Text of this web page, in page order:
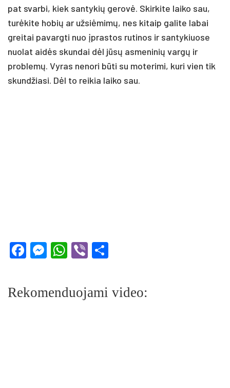
pat svarbi, kiek santykių gerovė. Skirkite laiko sau,
turėkite hobių ar užsiėmimų, nes kitaip galite labai
greitai pavargti nuo įprastos rutinos ir santykiuose
nuolat aidės skundai dėl jūsų asmeninių vargų ir
problemų. Vyras nenori būti su moterimi, kuri vien tik
skundžiasi. Dėl to reikia laiko sau.
Facebook
Messenger
WhatsApp
Viber
Rekomenduojami video: